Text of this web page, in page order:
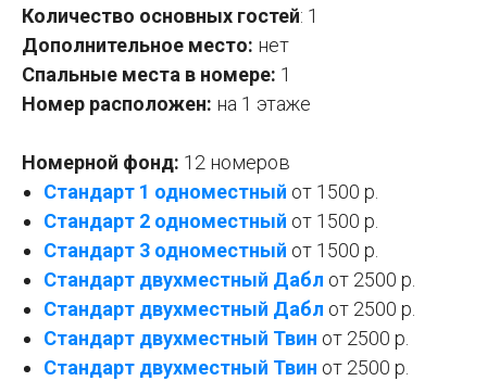
Количество основных гостей: 1
Дополнительное место: нет
Спальные места в номере: 1
Номер расположен: на 1 этаже
Номерной фонд: 12 номеров
Стандарт 1 одноместный от 1500 р.
Стандарт 2 одноместный от 1500 р.
Стандарт 3 одноместный от 1500 р.
Стандарт двухместный Дабл от 2500 р.
Стандарт двухместный Дабл от 2500 р.
Стандарт двухместный Твин от 2500 р.
Стандарт двухместный Твин от 2500 р.